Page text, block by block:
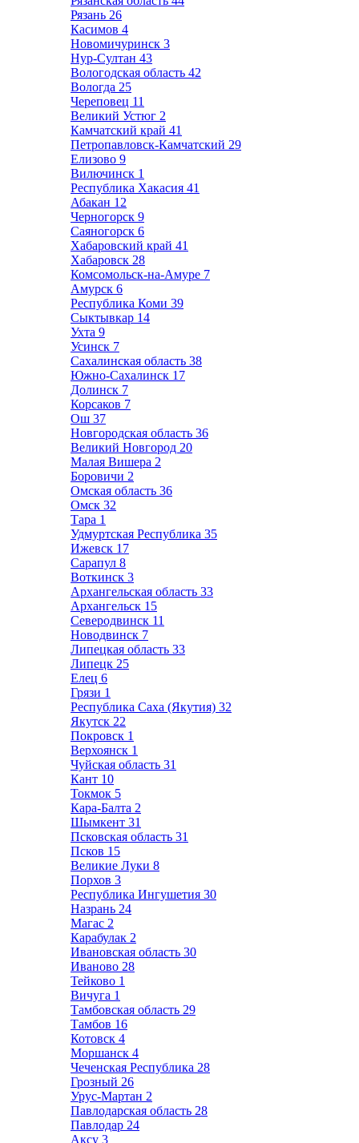
Рязань 26
Касимов 4
Новомичуринск 3
Нур-Султан 43
Вологодская область 42
Вологда 25
Череповец 11
Великий Устюг 2
Камчатский край 41
Петропавловск-Камчатский 29
Елизово 9
Вилючинск 1
Республика Хакасия 41
Абакан 12
Черногорск 9
Саяногорск 6
Хабаровский край 41
Хабаровск 28
Комсомольск-на-Амуре 7
Амурск 6
Республика Коми 39
Сыктывкар 14
Ухта 9
Усинск 7
Сахалинская область 38
Южно-Сахалинск 17
Долинск 7
Корсаков 7
Ош 37
Новгородская область 36
Великий Новгород 20
Малая Вишера 2
Боровичи 2
Омская область 36
Омск 32
Тара 1
Удмуртская Республика 35
Ижевск 17
Сарапул 8
Воткинск 3
Архангельская область 33
Архангельск 15
Северодвинск 11
Новодвинск 7
Липецкая область 33
Липецк 25
Елец 6
Грязи 1
Республика Саха (Якутия) 32
Якутск 22
Покровск 1
Верхоянск 1
Чуйская область 31
Кант 10
Токмок 5
Кара-Балта 2
Шымкент 31
Псковская область 31
Псков 15
Великие Луки 8
Порхов 3
Республика Ингушетия 30
Назрань 24
Магас 2
Карабулак 2
Ивановская область 30
Иваново 28
Тейково 1
Вичуга 1
Тамбовская область 29
Тамбов 16
Котовск 4
Моршанск 4
Чеченская Республика 28
Грозный 26
Урус-Мартан 2
Павлодарская область 28
Павлодар 24
Аксу 3